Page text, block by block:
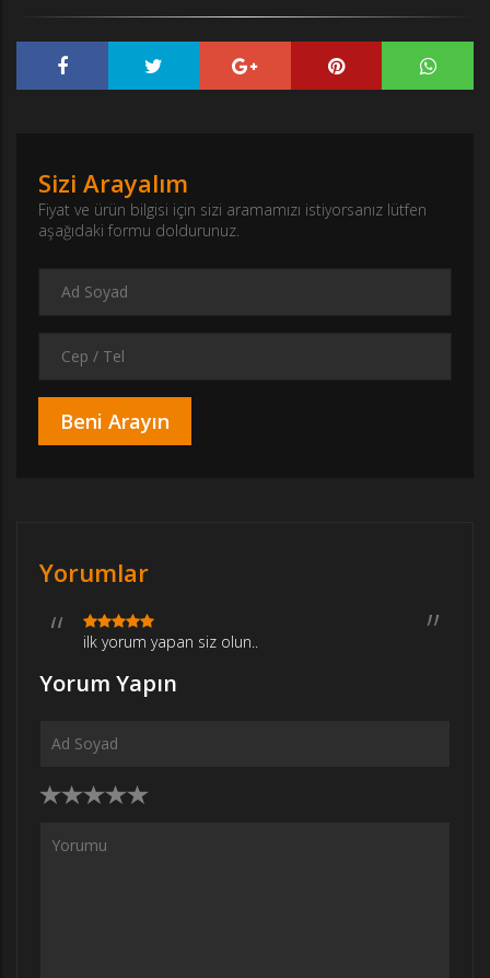
Sizi Arayalım
Fiyat ve ürün bilgisi için sizi aramamızı istiyorsanız lütfen
aşağıdaki formu doldurunuz.
Yorumlar
ilk yorum yapan siz olun..
Yorum Yapın